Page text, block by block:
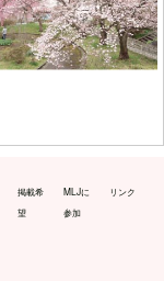
掲載希
望
MLJに
参加
リンク